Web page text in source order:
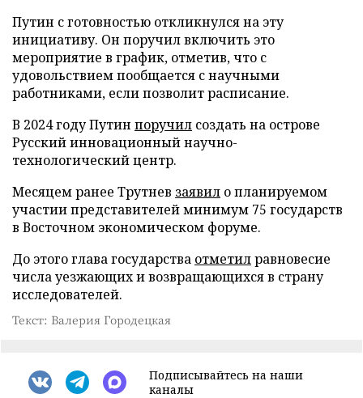
Путин с готовностью откликнулся на эту
инициативу. Он поручил включить это
мероприятие в график, отметив, что с
удовольствием пообщается с научными
работниками, если позволит расписание.
В 2024 году Путин поручил создать на острове
Русский инновационный научно-
технологический центр.
Месяцем ранее Трутнев заявил о планируемом
участии представителей минимум 75 государств
в Восточном экономическом форуме.
До этого глава государства отметилравновесие
числа уезжающих и возвращающихся в страну
исследователей.
Текст: Валерия Городецкая
Подписывайтесь на наши
каналы